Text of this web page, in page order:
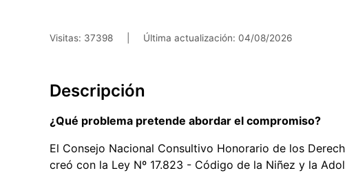
Visitas: 37398 Última actualización: 04/08/2026
Descripción
¿Qué problema pretende abordar el compromiso?
El Consejo Nacional Consultivo Honorario de los
creó con la Ley Nº 17.823 - Código de la Niñez y la